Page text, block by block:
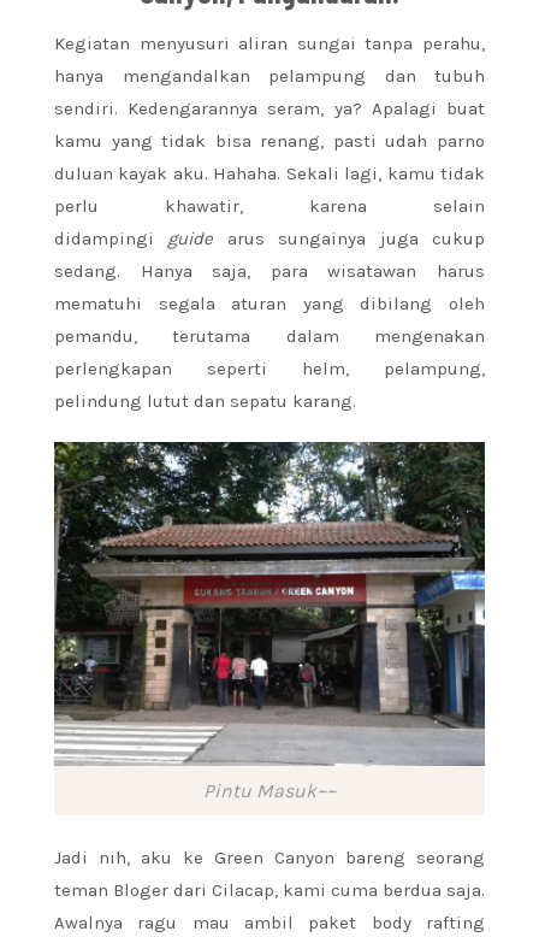
Kegiatan menyusuri aliran sungai tanpa perahu,
hanya mengandalkan pelampung dan tubuh
sendiri. Kedengarannya seram, ya? Apalagi buat
kamu yang tidak bisa renang, pasti udah parno
duluan kayak aku. Hahaha. Sekali lagi, kamu tidak
perlu khawatir, karena selain
didampingi guide arus sungainya juga cukup
sedang. Hanya saja, para wisatawan harus
mematuhi segala aturan yang dibilang oleh
pemandu, terutama dalam mengenakan
perlengkapan seperti helm, pelampung,
pelindung lutut dan sepatu karang.
Pintu Masuk~~
Jadi nih, aku ke Green Canyon bareng seorang
teman Bloger dari Cilacap, kami cuma berdua saja.
Awalnya ragu mau ambil paket body rafting